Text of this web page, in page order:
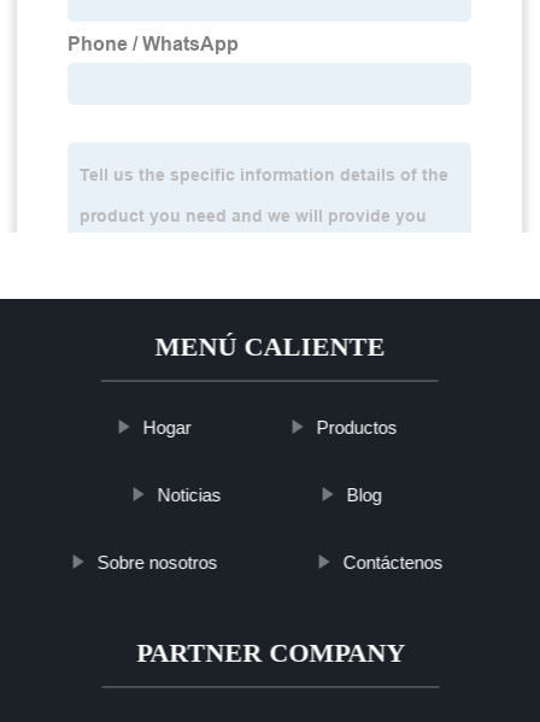
MENÚ CALIENTE
Hogar Productos
Noticias Blog
Sobre nosotros Contáctenos
PARTNER COMPANY